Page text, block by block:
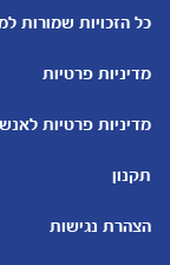
מחשבון ביוץ
מחשבון שמות
מחשבון צבע עיניים
כל הזכויות שמורות
מדיניות פרטיות
מדיניות פרטיות
תקנון
הצהרת נגישות